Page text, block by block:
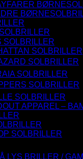
SOLBRILLER
SOLBRILLER
SOLBRILLER
SOLBRILLER
SOLBRILLER
SOLBRILLER
APPAREL –
SOLBRILLER
LYS BRILLER /